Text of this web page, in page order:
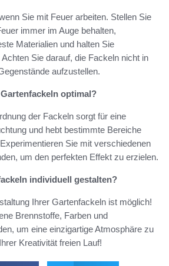
Sie mit Feuer arbeiten. Stellen Sie
immer im Auge behalten,
Materialien und halten Sie
Sie darauf, die Fackeln nicht in
aufzustellen.
optimal?
der Fackeln sorgt für eine
und hebt bestimmte Bereiche
Sie mit verschiedenen
um den perfekten Effekt zu erzielen.
individuell gestalten?
Ihrer Gartenfackeln ist möglich!
Brennstoffe, Farben und
um eine einzigartige Atmosphäre zu
Kreativität freien Lauf!